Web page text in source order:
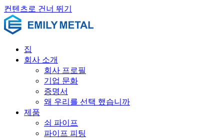
컨텐츠로 건너 뛰기
집
회사 소개
회사 프로필
기업 문화
증명서
왜 우리를 선택 했습니까
제품
쇠 파이프
파이프 피팅